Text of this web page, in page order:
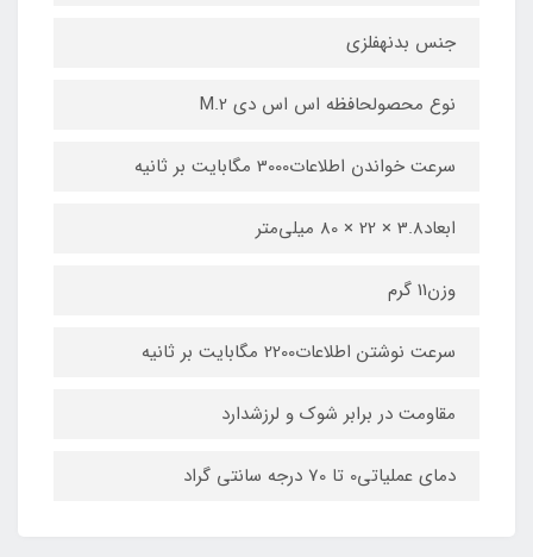
جنس بدنهفلزی
نوع محصولحافظه اس اس دی M.2
سرعت خواندن اطلاعات3000 مگابایت بر ثانیه
ابعاد3.8 × 22 × 80 میلی‌متر
وزن11 گرم
سرعت نوشتن اطلاعات2200 مگابایت بر ثانیه
مقاومت در برابر شوک و لرزشدارد
دمای عملیاتی0 تا 70 درجه سانتی گراد